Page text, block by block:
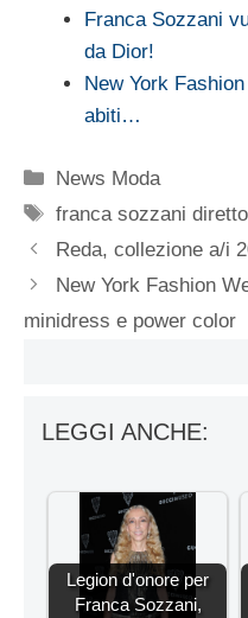
Franca Sozzani
da Dior!
New York
abiti…
Categorie
News Moda
Tag
franca sozzani
Reda, collezione a/i
New York Fashion
minidress e power color
LEGGI ANCHE:
Legion d'onore per
Franca Sozzani,